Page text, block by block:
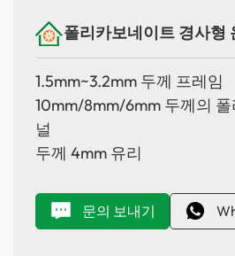
폴리카보네이트 경사형
1.5mm~3.2mm 두께 프레임
10mm/8mm/6mm 두께의
널
두께 4mm 유리
문의 보내기